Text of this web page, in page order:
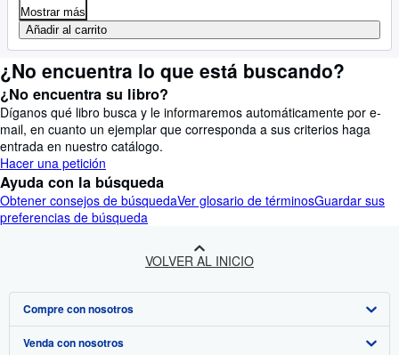
Mostrar más
Añadir al carrito
¿No encuentra lo que está buscando?
¿No encuentra su libro?
Díganos qué libro busca y le informaremos automáticamente por e-
mail, en cuanto un ejemplar que corresponda a sus criterios haga
entrada en nuestro catálogo.
Hacer una petición
Ayuda con la búsqueda
Obtener consejos de búsquedaVer glosario de términosGuardar sus
preferencias de búsqueda
VOLVER AL INICIO
Compre con nosotros
Búsqueda avanzada
Venda con nosotros